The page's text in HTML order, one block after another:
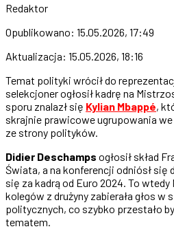
Redaktor
Opublikowano: 15.05.2026, 17:49
Aktualizacja: 15.05.2026, 18:16
Temat polityki wrócił do
selekcjoner ogłosił kadrę na
sporu znalazł się Kylian Mbappé,
skrajnie prawicowe ugrupowania we
ze strony polityków.
Didier Deschamps ogłosił skład
Świata, a na konferencji odniósł się
się za kadrą od Euro 2024. To
kolegów z drużyny zabierała głos w
politycznych, co szybko przestało
tematem.